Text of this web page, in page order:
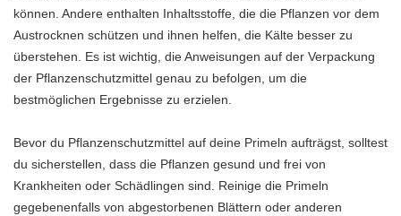
können. Andere enthalten Inhaltsstoffe, die die Pflanzen vor dem
Austrocknen schützen und ihnen helfen, die Kälte besser zu
überstehen. Es ist wichtig, die Anweisungen auf der Verpackung
der Pflanzenschutzmittel genau zu befolgen, um die
bestmöglichen Ergebnisse zu erzielen.
Bevor du Pflanzenschutzmittel auf deine Primeln aufträgst, solltest
du sicherstellen, dass die Pflanzen gesund und frei von
Krankheiten oder Schädlingen sind. Reinige die Primeln
gegebenenfalls von abgestorbenen Blättern oder anderen